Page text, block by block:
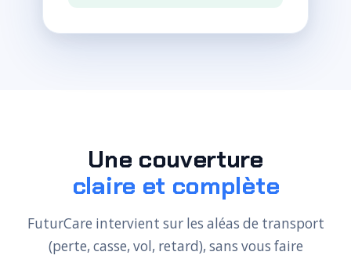
Une couverture
claire et complète
FuturCare intervient sur les aléas de transport
(perte, casse, vol, retard), sans vous faire